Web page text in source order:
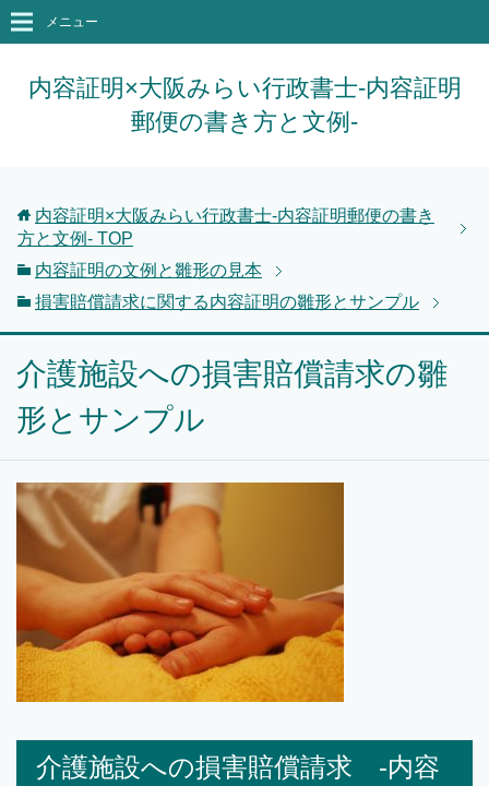
内容証明×大阪みらい行政書士-内容証明
郵便の書き方と文例-
メニュー
内容証明×大阪みらい行政書士-内容証明郵便の書き
方と文例- TOP
内容証明の文例と雛形の見本
損害賠償請求に関する内容証明の雛形とサンプル
介護施設への損害賠償請求の雛
形とサンプル
介護施設への損害賠償請求 -内容